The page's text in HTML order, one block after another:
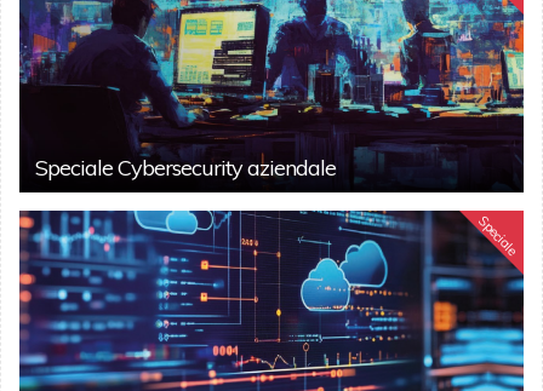
Speciale Cybersecurity aziendale
Speciale